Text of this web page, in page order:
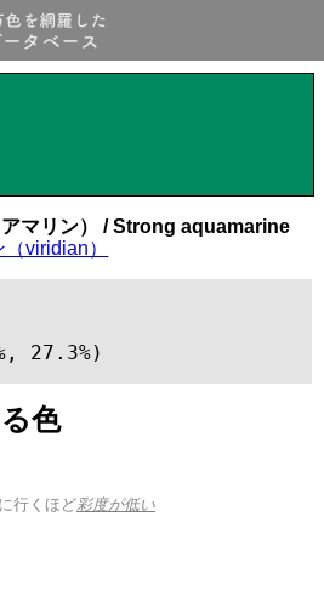
マリン） / Strong aquamarine
viridian）
27.3%)
色
に行くほど彩度が低い